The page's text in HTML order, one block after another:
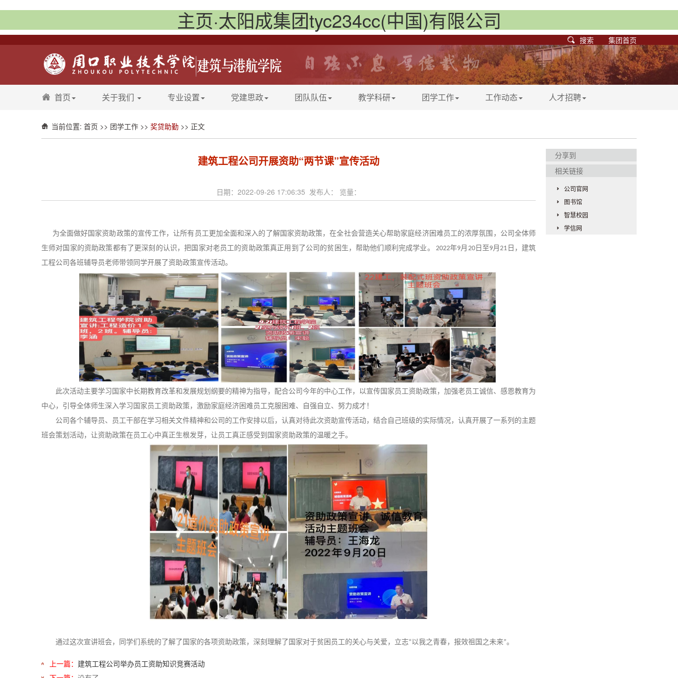
主页·太阳成集团tyc234cc(中国)有限公司
搜索 集团首页
首页 关于我们 专业设置 党建思政 团队队伍 教学科研 团学工作 工作动态 人才招聘
当前位置: 首页 >> 团学工作 >> 奖贷助勤 >> 正文
建筑工程公司开展资助“两节课”宣传活动
日期：2022-09-26 17:06:35 发布人： 览量：
为全面做好国家资助政策的宣传工作，让所有员工更加全面和深入的了解国家资助政策，在全社会营造关心帮助家庭经济困难员工的浓厚氛围，公司全体师
生师对国家的资助政策都有了更深刻的认识，把国家对老员工的资助政策真正用到了公司的贫困生，帮助他们顺利完成学业。
2022年9月 20日至9月21 日，建筑
工程公司各班辅导员老师带领同学开展了资助政策宣传活动。
此次活动主要学习国家中长期教育改革和发展规划纲要的精神为指导，配合公司今年的中心工作，以宣传国家员工资助政策，加强老员工诚信、感恩教育为
中心，引导全体师生深入学习国家员工资助政策，激励家庭经济困难员工克服困难、自强自立、努力成才！
公司各个辅导员、员工干部在学习相关文件精神和公司的工作安排以后，认真对待此次资助宣传活动，结合自己班级的实际情况，认真开展了一系列的主题
班会策划活动，让资助政策在员工心中真正生根发芽，让员工真正感受到国家资助政策的温暖之手。
通过这次宣讲班会，同学们系统的了解了国家的各项资助政策，深刻理解了国家对于贫困员工的关心与关爱，立志“以我之青春，报效祖国之未来”。
上一篇： 建筑工程公司举办员工资助知识竞赛活动
分享到
相关链接
公司官网
图书馆
智慧校园
学信网